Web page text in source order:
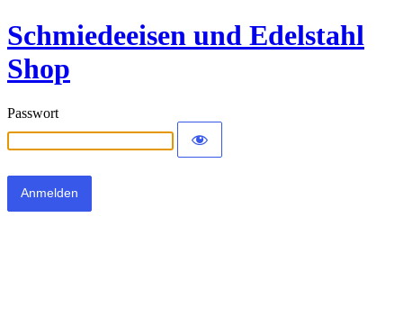
Schmiedeeisen und Edelstahl
Shop
Passwort